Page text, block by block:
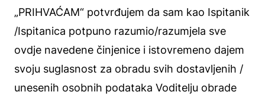
„PRIHVAĆAM“ potvrđujem da sam kao Ispitanik
/Ispitanica potpuno razumio/razumjela sve
ovdje navedene činjenice i istovremeno dajem
svoju suglasnost za obradu svih dostavljenih /
unesenih osobnih podataka Voditelju obrade